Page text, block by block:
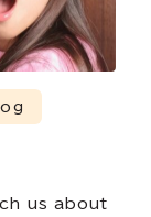
us about